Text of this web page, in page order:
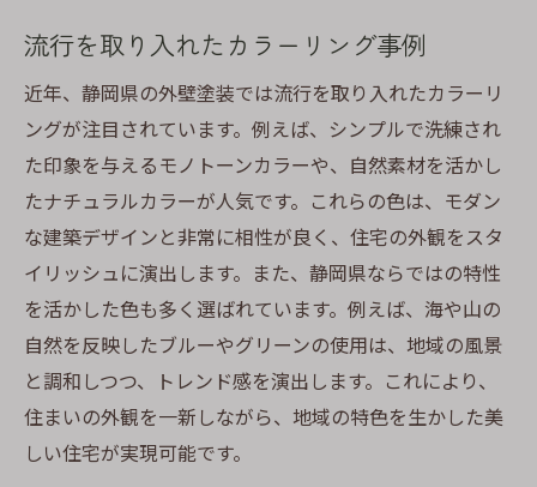
流行を取り入れたカラーリング事例
近年、静岡県の外壁塗装では流行を取り入れたカラーリ
ングが注目されています。例えば、シンプルで洗練され
た印象を与えるモノトーンカラーや、自然素材を活かし
たナチュラルカラーが人気です。これらの色は、モダン
な建築デザインと非常に相性が良く、住宅の外観をスタ
イリッシュに演出します。また、静岡県ならではの特性
を活かした色も多く選ばれています。例えば、海や山の
自然を反映したブルーやグリーンの使用は、地域の風景
と調和しつつ、トレンド感を演出します。これにより、
住まいの外観を一新しながら、地域の特色を生かした美
しい住宅が実現可能です。